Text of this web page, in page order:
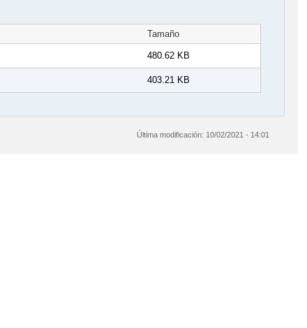
Tamaño
480.62 KB
403.21 KB
Última modificación: 10/02/2021 - 14:01